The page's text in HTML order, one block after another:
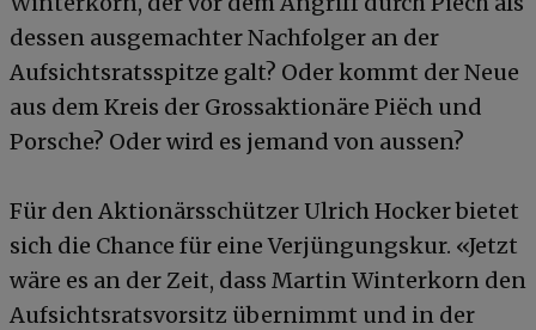
dessen ausgemachter Nachfolger an der
Aufsichtsratsspitze galt? Oder kommt der Neue
aus dem Kreis der Grossaktionäre Piëch und
Porsche? Oder wird es jemand von aussen?
Für den Aktionärsschützer Ulrich Hocker bietet
sich die Chance für eine Verjüngungskur. «Jetzt
wäre es an der Zeit, dass Martin Winterkorn den
Aufsichtsratsvorsitz übernimmt und in der